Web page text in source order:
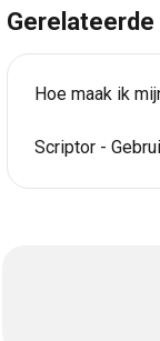
Hoe maak ik
Scriptor -